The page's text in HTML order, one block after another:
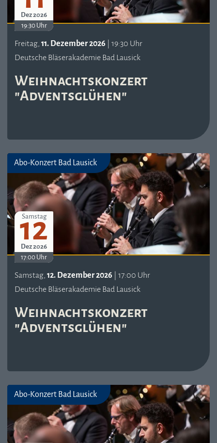
Dez 2026
19:30 Uhr
Freitag, 11. Dezember 2026 | 19:30 Uhr
Deutsche Bläserakademie Bad Lausick
Weihnachtskonzert
"Adventsglühen"
Abo-Konzert Bad Lausick
Samstag
12
Dez 2026
17:00 Uhr
Samstag, 12. Dezember 2026 | 17:00 Uhr
Deutsche Bläserakademie Bad Lausick
Weihnachtskonzert
"Adventsglühen"
Abo-Konzert Bad Lausick